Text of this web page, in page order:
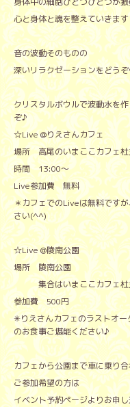
心と身体と魂を整えていきます
音の波動そのものの
深いリラクゼーションをどう
クリスタルボウルで波動水を
ぞ♪
☆Live @りえさんカフェ
場所 高尾のいまここカフェ
時間 13:00〜
Live参加費 無料
＊カフェでのLiveは無料です
さい(^^)
☆Live @陵南公園
場所 陵南公園
集合はいまここカフェ杜
参加費 500円
✳︎りえさんカフェのラストオ
のお食事ご堪能ください♪
カフェから公園まで車に乗り
ご参加希望の方は
イベント予約ページよりお申し